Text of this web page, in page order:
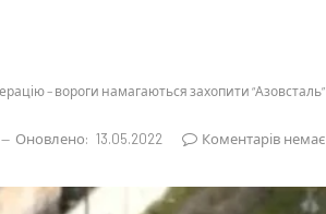
– вороги намагаються захопити “Азовсталь”
Оновлено: 13.05.2022 Коментарів немає